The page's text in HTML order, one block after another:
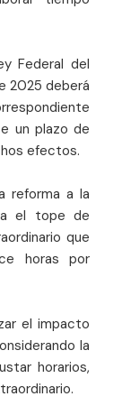
Federal del
2025 deberá
un plazo de
efectos.
reforma a la
el tope de
que
horas por
el impacto
la
horarios,